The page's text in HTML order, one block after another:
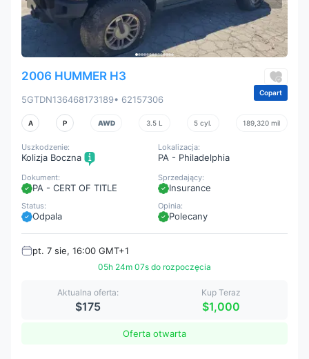
2006 HUMMER H3
5GTDN136468173189• 62157306
Copart
A P AWD 3.5 L 5 cyl. 189,320 mil
Uszkodzenie:
Kolizja Boczna
Sprzedający:
Insurance
Dokument:
PA - CERT OF TITLE
Lokalizacja:
PA - Philadelphia
Status:
Odpala
Opinia:
Polecany
pt. 7 sie, 16:00 GMT+1
05h 24m 05s do rozpoczęcia
Aktualna oferta:
$175
Kup Teraz
$1,000
Oferta otwarta